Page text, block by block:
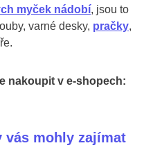
myček nádobí, jsou to
varné desky, pračky,
nakoupit v e-shopech:
vás mohly zajímat